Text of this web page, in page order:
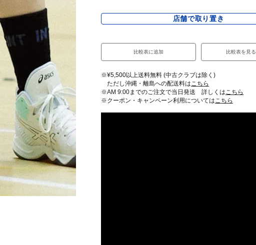
店舗で取り置き
比較表に追加 比較表を見る
※¥5,500以上送料無料 (中古クラブは除く)
ただし沖縄・離島への配送料はこちら
※AM 9:00までのご注文で当日発送 詳しくはこちら
※クーポン・キャンペーン利用についてはこちら